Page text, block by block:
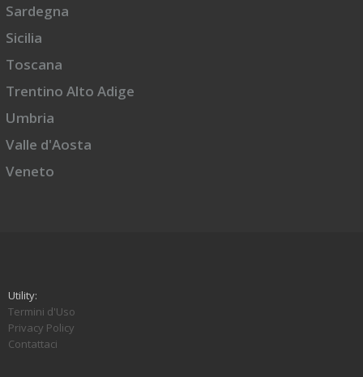
Sardegna
Sicilia
Toscana
Trentino Alto Adige
Umbria
Valle d'Aosta
Veneto
Utility:
Termini d'Uso
Privacy Policy
Contattaci